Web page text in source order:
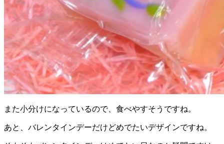
また小分けになっているので、食べやすそうですね。
あと、バレンタインデーだけどめでたいデザインですね。